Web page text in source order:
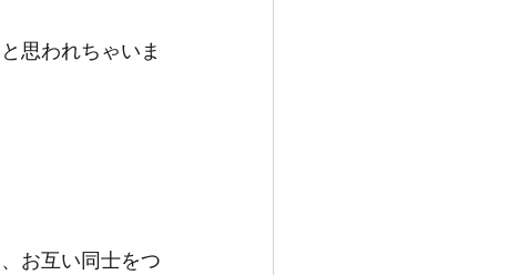
思われちゃいま
お互い同士をつ